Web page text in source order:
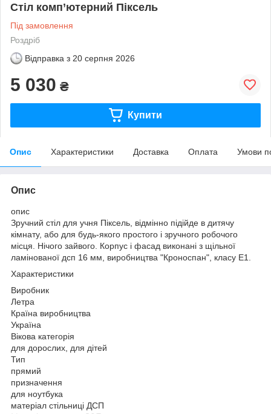
Стіл комп’ютерний Піксель
Під замовлення
Роздріб
Відправка з 20 серпня 2026
5 030 ₴
Купити
Опис Характеристики Доставка Оплата Умови
Опис
опис
Зручний стіл для учня Піксель, відмінно підійде в дитячу
кімнату, або для будь-якого простого і зручного робочого
місця. Нічого зайвого. Корпус і фасад виконані з щільної
ламінованої дсп 16 мм, виробництва "Кроноспан", класу Е1.
Характеристики
Виробник
Летра
Країна виробництва
Україна
Вікова категорія
для дорослих, для дітей
Тип
прямий
призначення
для ноутбука
матеріал стільниці ДСП